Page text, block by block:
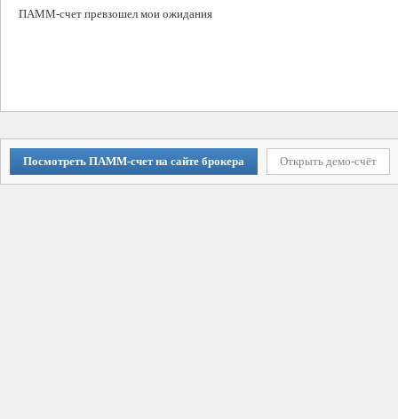
ПАММ-счет превзошел мои ожидания
Посмотреть ПАММ-счет на сайте брокера Открыть демо-счёт